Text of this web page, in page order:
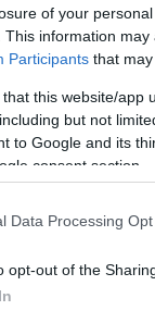
of your
This information
Participants that
that this website/app
but not
to Google and its
consent section.
Data Processing
opt-out of the